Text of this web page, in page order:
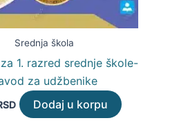
Srednja škola
1. razred srednje škole-
za udžbenike
Dodaj u korpu